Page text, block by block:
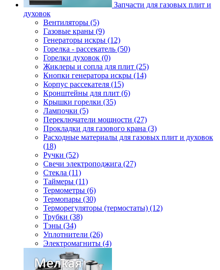
Запчасти для газовых плит и
духовок
Вентиляторы (5)
Газовые краны (9)
Генераторы искры (12)
Горелка - рассекатель (50)
Горелки духовок (0)
Жиклеры и сопла для плит (25)
Кнопки генератора искры (14)
Корпус рассекателя (15)
Кронштейны для плит (6)
Крышки горелки (35)
Лампочки (5)
Переключатели мощности (27)
Прокладки для газового крана (3)
Расходные материалы для газовых плит и духовок
(18)
Ручки (52)
Свечи электроподжига (27)
Стекла (11)
Таймеры (11)
Термометры (6)
Термопары (30)
Терморегуляторы (термостаты) (12)
Трубки (38)
Тэны (34)
Уплотнители (26)
Электромагниты (4)